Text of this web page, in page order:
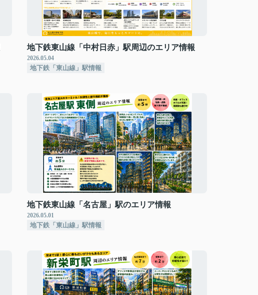
地下鉄東山線「中村日赤」駅周辺のエリア情報
2026.05.04
地下鉄「東山線」駅情報
地下鉄東山線「名古屋」駅のエリア情報
2026.05.01
地下鉄「東山線」駅情報